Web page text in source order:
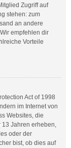
Zugriff auf
stehen: zum
an andere
empfehlen dir
Vorteile
Act of 1998
im Internet von
Websites, die
Jahren erheben,
oder der
bist, ob dies auf